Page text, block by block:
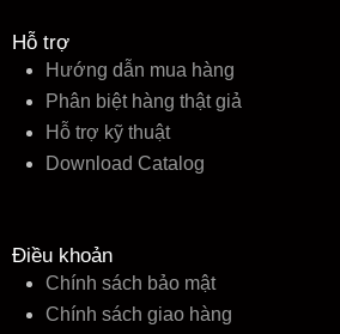
Hỗ trợ
Hướng dẫn mua hàng
Phân biệt hàng thật giả
Hỗ trợ kỹ thuật
Download Catalog
Điều khoản
Chính sách bảo mật
Chính sách giao hàng